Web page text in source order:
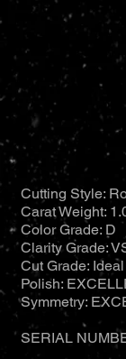
Cutting Style:
Carat Weight:
Color Grade: D
Clarity Grade:
Cut Grade: Ideal
Polish:
Symmetry:
SERIAL